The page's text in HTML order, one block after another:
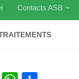
Contacts ASB